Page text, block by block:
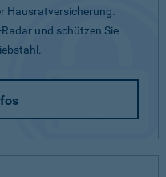
Hausratversicherung.
und schützen Sie